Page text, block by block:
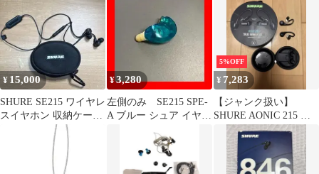
¥ 15,000
SHURE SE215 ワイヤレ
スイヤホン 収納ケース
¥3,280
左側のみ SE215 SPE-
A ブルー シュア イヤホ
5%OFF
¥ 7,283
【ジャンク扱い】
SHURE AONIC 215 ワ
イヤレスイヤホン
se215